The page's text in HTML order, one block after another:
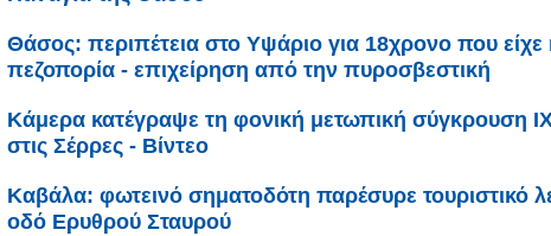
Θάσος: περιπέτεια στο Υψάριο για 18χρονο που είχε
πεζοπορία - επιχείρηση από την πυροσβεστική
Κάμερα κατέγραψε τη φονική μετωπική σύγκρουση
στις Σέρρες - Βίντεο
Καβάλα: φωτεινό σηματοδότη παρέσυρε τουριστικό
οδό Ερυθρού Σταυρού